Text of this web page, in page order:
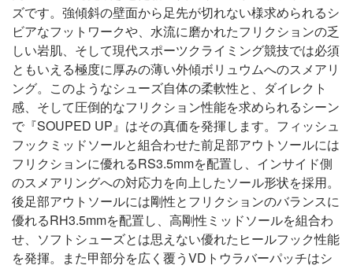
ズです。強傾斜の壁面から足先が切れない様求められるシ
ビアなフットワークや、水流に磨かれたフリクションの乏
しい岩肌、そして現代スポーツクライミング競技では必須
ともいえる極度に厚みの薄い外傾ボリュウムへのスメアリ
ング。このようなシューズ自体の柔軟性と、ダイレクト
感、そして圧倒的なフリクション性能を求められるシーン
で『SOUPED UP』はその真価を発揮します。フィッシュ
フックミッドソールと組合わせた前足部アウトソールには
フリクションに優れるRS3.5mmを配置し、インサイド側
のスメアリングへの対応力を向上したソール形状を採用。
後足部アウトソールには剛性とフリクションのバランスに
優れるRH3.5mmを配置し、高剛性ミッドソールを組合わ
せ、ソフトシューズとは思えない優れたヒールフック性能
を発揮。また甲部分を広く覆うVDトウラバーパッチはシ